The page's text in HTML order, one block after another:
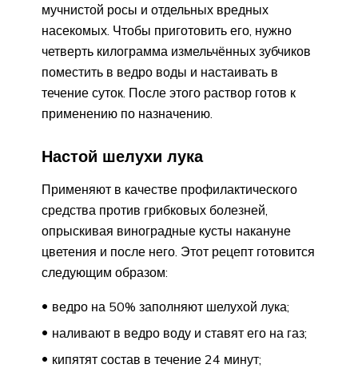
мучнистой росы и отдельных вредных
насекомых. Чтобы приготовить его, нужно
четверть килограмма измельчённых зубчиков
поместить в ведро воды и настаивать в
течение суток. После этого раствор готов к
применению по назначению.
Настой шелухи лука
Применяют в качестве профилактического
средства против грибковых болезней,
опрыскивая виноградные кусты накануне
цветения и после него. Этот рецепт готовится
следующим образом:
ведро на 50% заполняют шелухой лука;
наливают в ведро воду и ставят его на газ;
кипятят состав в течение 24 минут;